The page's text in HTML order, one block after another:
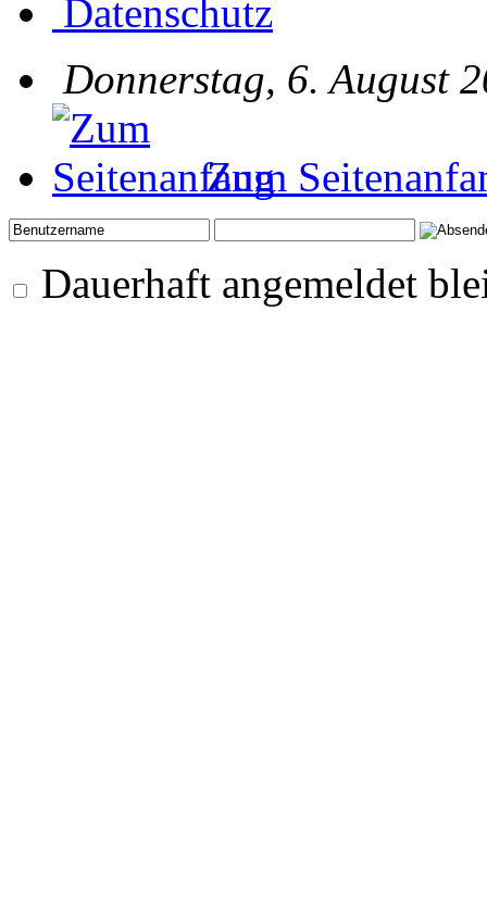
Datenschutz
Donnerstag, 6. August
Zum
Dauerhaft angemeldet